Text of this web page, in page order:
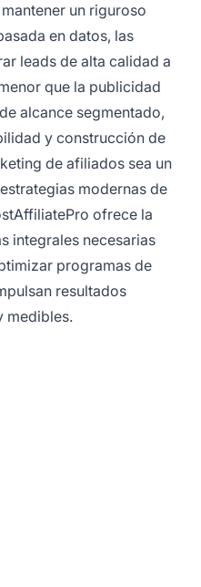
un riguroso
en datos, las
leads de alta calidad a
que la publicidad
alcance segmentado,
y construcción de
de afiliados sea un
modernas de
ofrece la
integrales necesarias
programas de
resultados
medibles.